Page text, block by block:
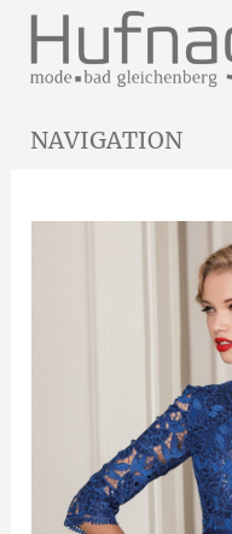
NAVIGATION